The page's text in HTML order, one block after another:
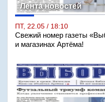
Лента новостей
ПТ, 22.05 / 18:10
Свежий номер газеты
и магазинах Артёма!